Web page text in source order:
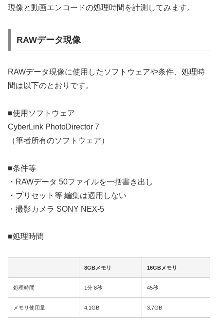
現像と動画エンコードの処理時間を計測してみます。
RAWデータ現像
RAWデータ現像に使用したソフトウェアや条件、処理時
間は以下のとおりです。
■使用ソフトウェア
CyberLink PhotoDirector 7
（筆者所有のソフトウェア）
■条件等
・RAWデータ 50ファイルを一括書き出し
・プリセット等 編集は適用しない
・撮影カメラ SONY NEX-5
■処理時間
8GBメモリ 16GBメモリ
処理時間 1分 8秒 45秒
メモリ使用量 4.1GB 3.7GB